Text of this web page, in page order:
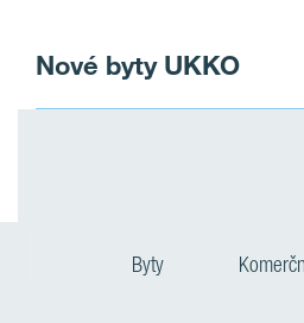
Nové byty UKKO
Byty